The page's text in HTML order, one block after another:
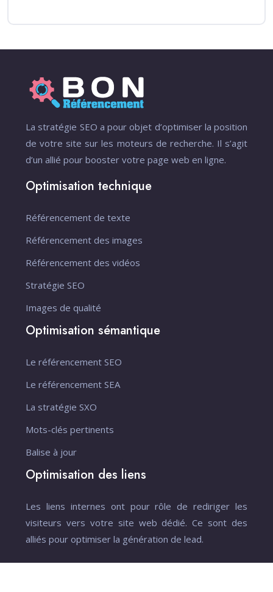
La stratégie SEO a pour objet d’optimiser la position
de votre site sur les moteurs de recherche. Il s’agit
d’un allié pour booster votre page web en ligne.
Optimisation technique
Référencement de texte
Référencement des images
Référencement des vidéos
Stratégie SEO
Images de qualité
Optimisation sémantique
Le référencement SEO
Le référencement SEA
La stratégie SXO
Mots-clés pertinents
Balise à jour
Optimisation des liens
Les liens internes ont pour rôle de rediriger les
visiteurs vers votre site web dédié. Ce sont des
alliés pour optimiser la génération de lead.